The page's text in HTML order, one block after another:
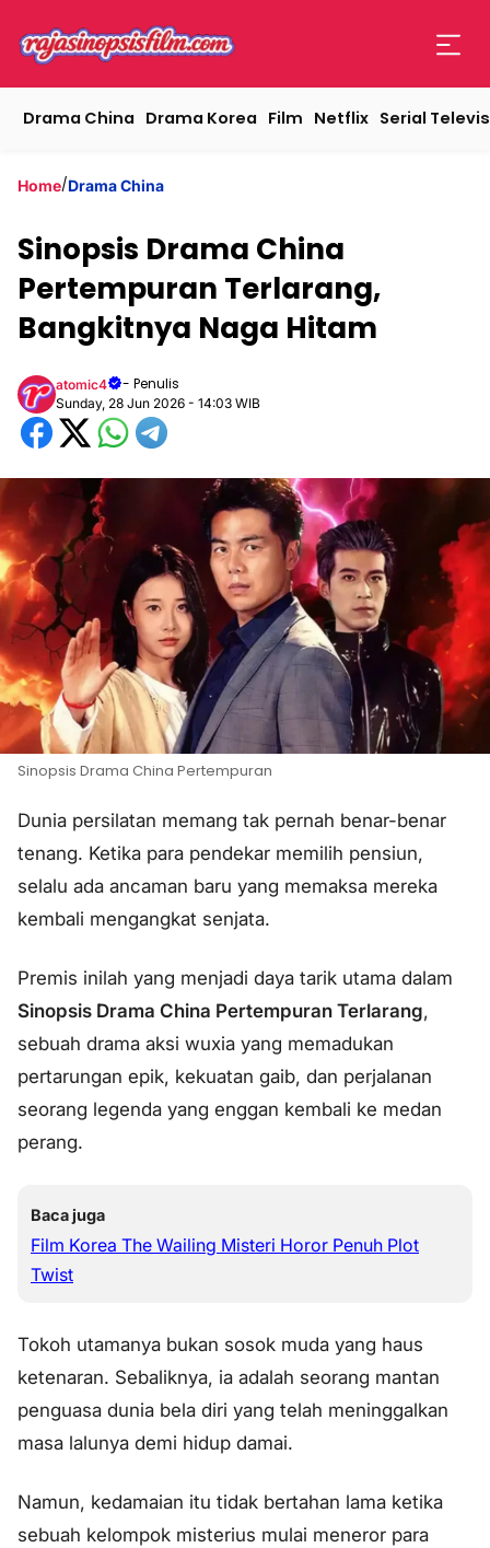
Drama China Drama Korea Film Netflix Serial
Home/Drama China
Sinopsis Drama China
Pertempuran Terlarang,
Bangkitnya Naga Hitam
atomic4 - Penulis
Sunday, 28 Jun 2026 - 14:03 WIB
Sinopsis Drama China Pertempuran
Dunia persilatan memang tak pernah benar-benar
tenang. Ketika para pendekar memilih pensiun,
selalu ada ancaman baru yang memaksa mereka
kembali mengangkat senjata.
Premis inilah yang menjadi daya tarik utama dalam
Sinopsis Drama China Pertempuran Terlarang,
sebuah drama aksi wuxia yang memadukan
pertarungan epik, kekuatan gaib, dan perjalanan
seorang legenda yang enggan kembali ke medan
perang.
Baca juga
Film Korea The Wailing Misteri Horor Penuh Plot
Twist
Tokoh utamanya bukan sosok muda yang haus
ketenaran. Sebaliknya, ia adalah seorang mantan
penguasa dunia bela diri yang telah meninggalkan
masa lalunya demi hidup damai.
Namun, kedamaian itu tidak bertahan lama ketika
sebuah kelompok misterius mulai meneror para